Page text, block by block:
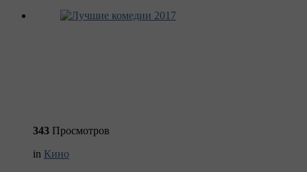
343 Просмотров
in Кино